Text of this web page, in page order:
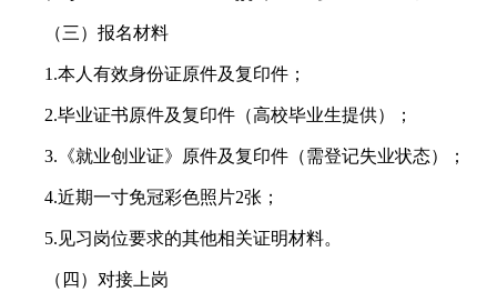
（三）报名材料
1.本人有效身份证原件及复印件；
2.毕业证书原件及复印件（高校毕业生提供）；
3.《就业创业证》原件及复印件（需登记失业状态）；
4.近期一寸免冠彩色照片2张；
5.见习岗位要求的其他相关证明材料。
（四）对接上岗